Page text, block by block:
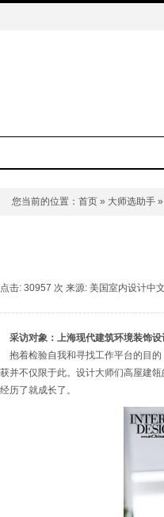
您当前的位置： 首页 » 大师选助手 »
点击: 30957 次 来源: 美国室内设计中
采访对象：上海现代建筑环境装饰
抱着检验自我和寻找工作平台的目的
获并不仅限于此。设计大师们高屋建
经历了就成长了。